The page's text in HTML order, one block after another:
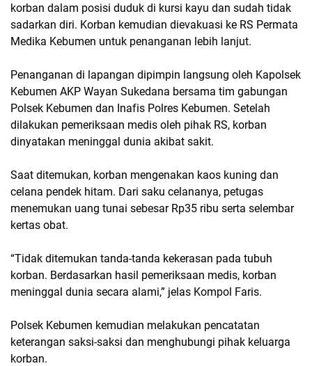
korban dalam posisi duduk di kursi kayu dan sudah tidak
sadarkan diri. Korban kemudian dievakuasi ke RS Permata
Medika Kebumen untuk penanganan lebih lanjut.
Penanganan di lapangan dipimpin langsung oleh Kapolsek
Kebumen AKP Wayan Sukedana bersama tim gabungan
Polsek Kebumen dan Inafis Polres Kebumen. Setelah
dilakukan pemeriksaan medis oleh pihak RS, korban
dinyatakan meninggal dunia akibat sakit.
Saat ditemukan, korban mengenakan kaos kuning dan
celana pendek hitam. Dari saku celananya, petugas
menemukan uang tunai sebesar Rp35 ribu serta selembar
kertas obat.
“Tidak ditemukan tanda-tanda kekerasan pada tubuh
korban. Berdasarkan hasil pemeriksaan medis, korban
meninggal dunia secara alami,” jelas Kompol Faris.
Polsek Kebumen kemudian melakukan pencatatan
keterangan saksi-saksi dan menghubungi pihak keluarga
korban.